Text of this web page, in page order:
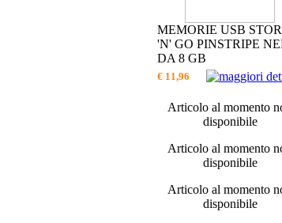
MEMORIE USB
'N' GO PINSTRIPE
DA 8 GB
€ 11,96
Articolo al momento
disponibile
Articolo al momento
disponibile
Articolo al momento
disponibile